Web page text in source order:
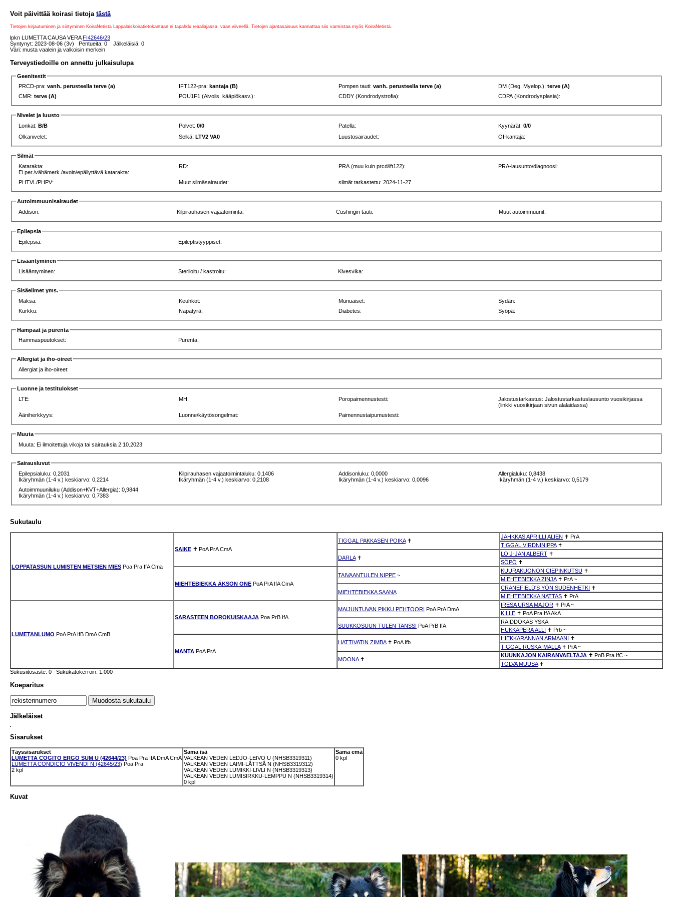
Voit päivittää koirasi tietoja tästä
Tietojen kirjautuminen ja siirtyminen KoiraNetistä Lappalaiskoiratietokantaan ei tapahdu reaaliajassa, vaan viiveellä. Tietojen ajantasaisuus kannattaa siis varmistaa myös KoiraNetistä.
lpkn LUMETTA CAUSA VERAFI42646/23
Syntynyt: 2023-08-06 (3v) Pentueita: 0 Jälkeläisiä: 0
Väri: musta vaalein ja valkoisin merkein
Terveystiedoille on annettu julkaisulupa
Geenitestit
PRCD-pra:vanh. perusteella terve (a) IFT122-pra: kantaja (B) Pompen tauti:vanh. perusteella terve (a) DM (Deg. Myelop.):terve (A)
CMR:terve (A) POU1F1 (Aivolis. kääpiökasv.): CDDY (Kondrodystrofia): CDPA (Kondrodysplasia):
Nivelet ja luusto
Lonkat:B/B Polvet:0/0 Patella: Kyynärät:0/0
Olkanivelet:
Selkä:LTV2 VA0 Luustosairaudet: OI-kantaja:
Silmät
Katarakta:
Ei per./vähämerk./avoin/epäilyttävä katarakta:
RD: PRA (muu kuin prcd/ift122): PRA-lausunto/diagnoosi:
PHTVL/PHPV: Muut silmäsairaudet: silmät tarkastettu: 2024-11-27
Autoimmuunisairaudet
Addison:
Kilpirauhasen vajaatoiminta: Cushingin tauti: Muut autoimmuunit:
Epilepsia
Epilepsia:
Epileptistyyppiset:
Lisääntyminen
Lisääntyminen:
Steriloitu / kastroitu: Kivesvika:
Sisäelimet yms.
Maksa:
Keuhkot: Munuaiset:
Sydän:
Kurkku:
Napatyrä: Diabetes: Syöpä:
Hampaat ja purenta
Hammaspuutokset:
Purenta:
Allergiat ja iho-oireet
Allergiat ja iho-oireet:
Luonne ja testitulokset
LTE:
MH: Poropaimennustesti:
Jalostustarkastus: Jalostustarkastuslausunto vuosikirjassa
(linkki vuosikirjaan sivun alalaidassa)
Ääniherkkyys:
Luonne/käytösongelmat: Paimennustaipumustesti:
Muuta
Muuta: Ei ilmoitettuja vikoja tai sairauksia 2.10.2023
Sairausluvut
Epilepsialuku: 0,2031
Ikäryhmän (1-4 v.) keskiarvo: 0,2214
Kilpirauhasen vajaatoimintaluku: 0,1406
Ikäryhmän (1-4 v.) keskiarvo: 0,2108
Addisonluku: 0,0000
Ikäryhmän (1-4 v.) keskiarvo: 0,0096
Allergialuku: 0,8438
Ikäryhmän (1-4 v.) keskiarvo: 0,5179
Autoimmuuniluku (Addison+KVT+Allergia): 0,9844
Ikäryhmän (1-4 v.) keskiarvo: 0,7383
Sukutaulu
LOPPATASSUN LUMISTEN METSIEN MIES Poa Pra IfA Cma
SAIKE ✝ PoA PrA CmA
TIGGAL PAKKASEN POIKA✝
JAHKKAS APRILLI ALIEN ✝ PrA
TIGGAL VIRDNINIPPA✝
DARLA✝
LOIJ-JAN ALBERT ✝
SÖPÖ ✝
MIEHTEBIEKKA ÄKSON ONE PoA PrA IfA CmA
TAIVAANTULEN NIPPE ~
KUURAKUONON CIEPINKUTSU ✝
MIEHTEBIEKKA ZINJA✝ PrA ~
MIEHTEBIEKKA SAANA
CRANEFIELD'S YÖN SUDENHETKI ✝
MIEHTEBIEKKA NATTAS ✝ PrA
LUMETANLUMO PoA PrA IfB DmA CmB
SARASTEEN BOROKUISKAAJA Poa PrB IfA
MAIJUNTUVAN PIKKU PEHTOORI PoA PrA DmA
IRESA URSA MAJOR ✝ PrA ~
KILLE ✝ PoA Pra IfAAkA
SUUKKOSUUN TULEN TANSSI PoA PrB IfA
RAIDDOKAS YSKÄ
HUKKAPERÄ ALLI ✝ Prb ~
MANTA PoA PrA
HATTIVATIN ZIMBA✝ PoA Ifb
HIEKKARANNAN ARMAANI ✝
TIGGAL RUSKA-MALLA✝ PrA ~
MOONA✝
KUUNKAJON KAIRANVAELTAJA ✝ PoB Pra IfC ~
TOLVA MUUSA✝
Sukusiitosaste: 0 Sukukatokerroin: 1.000
Koeparitus
Jälkeläiset
Sisarukset
Täyssisarukset
LUMETTA COGITO ERGO SUM U (42644/23) Poa Pra IfA DmA CmA
LUMETTA CONDICIO VIVENDI N (42645/23) Poa Pra
2 kpl
Sama isä
VALKEAN VEDEN LEDJO-LEIVO U (NHSB3319311)
VALKEAN VEDEN LAIMI-LÅTTSÅ N (NHSB3319312)
VALKEAN VEDEN LUMIKKI-LIVLI N (NHSB3319313)
VALKEAN VEDEN LUMISIRKKU-LEMPPU N (NHSB3319314)
0 kpl
Sama emä
0 kpl
Kuvat